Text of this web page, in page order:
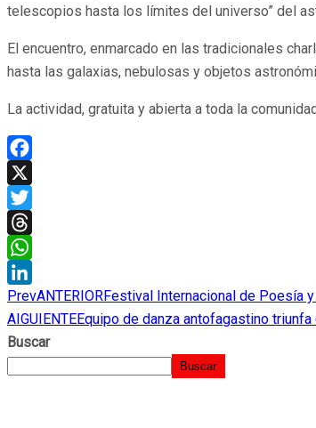
telescopios hasta los límites del universo” del
El encuentro, enmarcado en las tradicionales
hasta las galaxias, nebulosas y objetos
La actividad, gratuita y abierta a toda la
Facebook
X
Twitter
Threads
WhatsApp
LinkedIn
PrevANTERIORFestival Internacional de Poesía
AIGUIENTEEquipo de danza antofagastino
Buscar
Buscar